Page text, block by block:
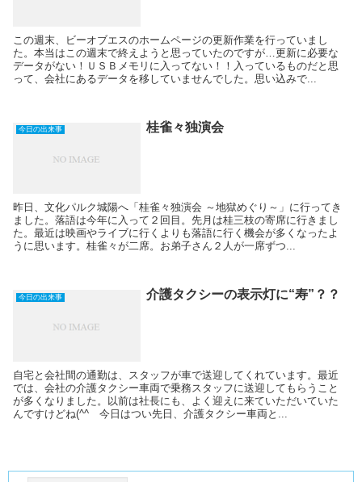
この週末、ビーオブエスのホームページの更新作業を行っていまし
た。本当はこの週末で終えようと思っていたのですが…更新に必要な
データがない！ＵＳＢメモリに入ってない！！入っているものだと思
って、会社にあるデータを移していませんでした。思い込みで...
今日の出来事 桂雀々独演会
昨日、文化パルク城陽へ「桂雀々独演会 ～地獄めぐり～」に行ってき
ました。落語は今年に入って２回目。先月は桂三枝の寄席に行きまし
た。最近は映画やライブに行くよりも落語に行く機会が多くなったよ
うに思います。桂雀々が二席。お弟子さん２人が一席ずつ...
今日の出来事 介護タクシーの表示灯に“寿”？？
自宅と会社間の通勤は、スタッフが車で送迎してくれています。最近
では、会社の介護タクシー車両で乗務スタッフに送迎してもらうこと
が多くなりました。以前は社長にも、よく迎えに来ていただいていた
んですけどね(^^ゞ今日はつい先日、介護タクシー車両と...